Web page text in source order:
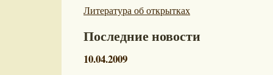
Литература об открытках
Последние новости
10.04.2009